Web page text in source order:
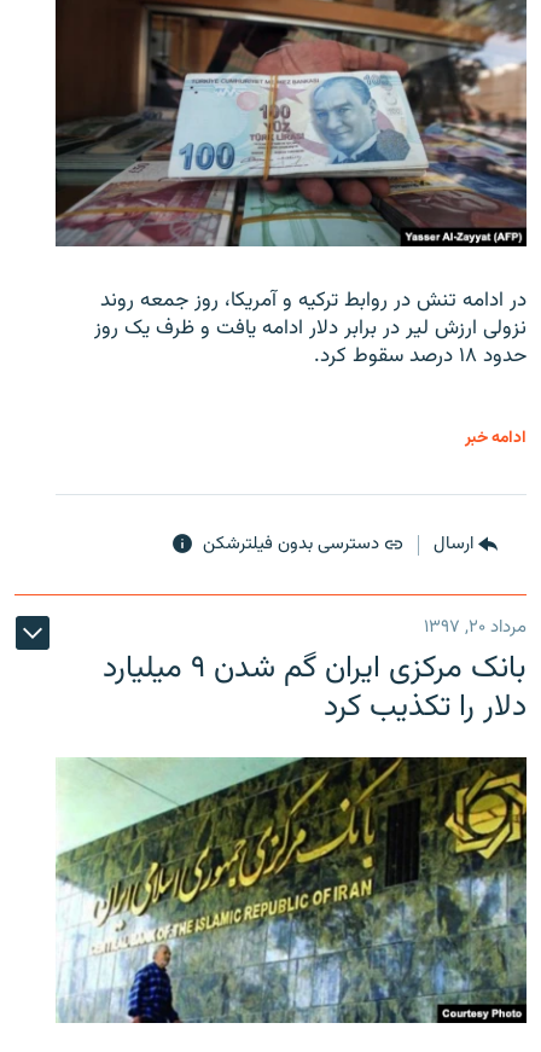
در ادامه تنش در روابط ترکیه و آمریکا، روز جمعه روند
نزولی ارزش لیر در برابر دلار ادامه یافت و ظرف یک روز
حدود ۱۸ درصد سقوط کرد.
ادامه خبر
ارسال دسترسی بدون فیلترشکن
مرداد ۲۰, ۱۳۹۷
بانک مرکزی ایران گم شدن ۹ میلیارد
دلار را تکذیب کرد